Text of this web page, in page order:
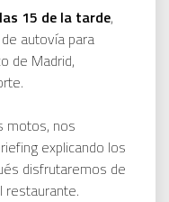
15 de la tarde,
autovía para
de Madrid,
motos, nos
explicando los
disfrutaremos de
restaurante.